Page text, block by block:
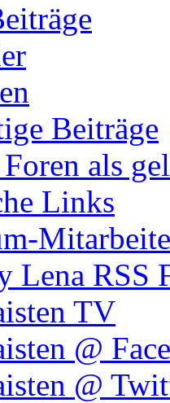
Beiträge
als
Links
Lena RSS
TV
@
@